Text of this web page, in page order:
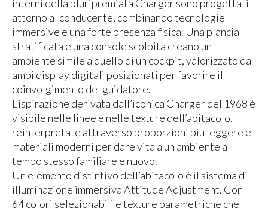
interni della pluripremiata Charger sono progettati
attorno al conducente, combinando tecnologie
immersive e una forte presenza fisica. Una plancia
stratificata e una console scolpita creano un
ambiente simile a quello di un cockpit, valorizzato da
ampi display digitali posizionati per favorire il
coinvolgimento del guidatore.
L’ispirazione derivata dall’iconica Charger del 1968 è
visibile nelle linee e nelle texture dell’abitacolo,
reinterpretate attraverso proporzioni più leggere e
materiali moderni per dare vita a un ambiente al
tempo stesso familiare e nuovo.
Un elemento distintivo dell’abitacolo è il sistema di
illuminazione immersiva Attitude Adjustment. Con
64 colori selezionabili e texture parametriche che